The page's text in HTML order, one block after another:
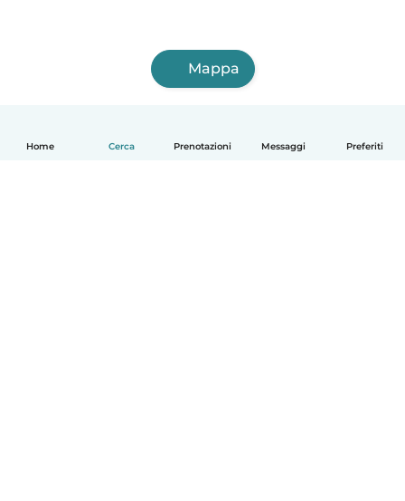
Home Cerca Prenotazioni Messaggi Preferiti
Mappa